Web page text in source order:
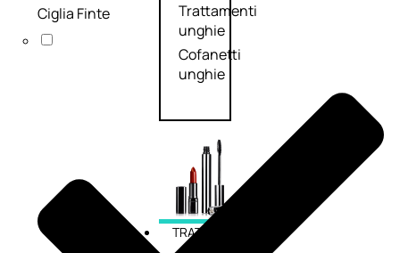
Trattamenti
unghie
Cofanetti
unghie
TRATTAMENTI
Ciglia Finte